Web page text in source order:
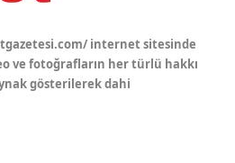
internet sitesinde
ve fotoğrafların her türlü hakkı
gösterilerek dahi